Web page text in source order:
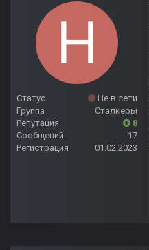
Статус
Не в сети
Группа
Сталкеры
Репутация
8
Сообщений
17
Регистрация
01.02.2023